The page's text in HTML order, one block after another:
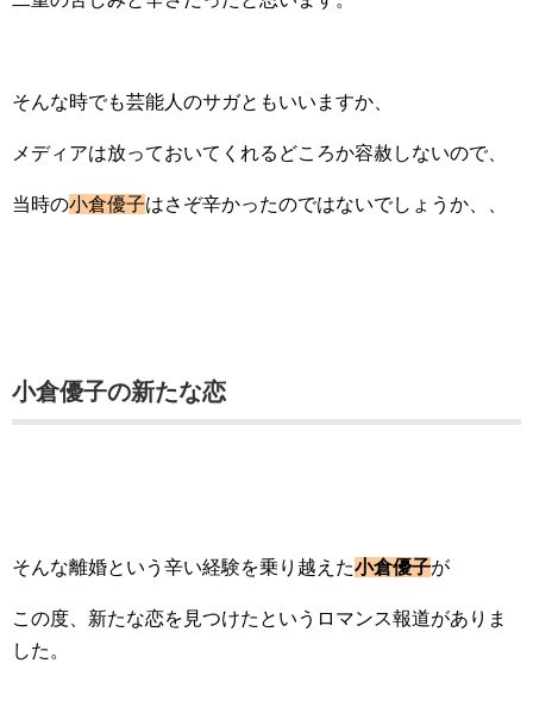
そんな時でも芸能人のサガともいいますか、
メディアは放っておいてくれるどころか容赦しないので、
当時の小倉優子はさぞ辛かったのではないでしょうか、、
小倉優子の新たな恋
そんな離婚という辛い経験を乗り越えた小倉優子が
この度、新たな恋を見つけたというロマンス報道がありま
した。